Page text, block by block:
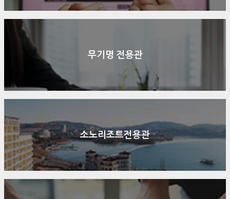
무기명 전용관
소노리조트전용관